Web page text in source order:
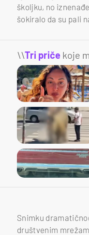
školjku, no
šokiralo da su pali
\\Tri priče koje
Snimku
društvenim